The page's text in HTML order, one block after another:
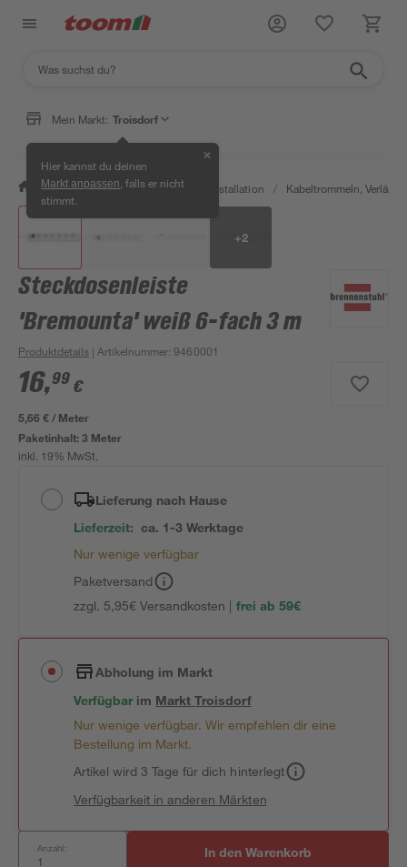
Mein Markt: Troisdorf
Hier kannst du deinen
Markt anpassen , falls er nicht
stimmt.
✕
/ Bauen & Renovieren / Elektroinstallation / Kabeltrommeln,
+2
Steckdosenleiste
'Bremounta' weiß 6-fach 3 m
Produktdetails | Artikelnummer:9460001
16,99 €
5,66 € / Meter
Paketinhalt:3 Meter
inkl. 19% MwSt.
Lieferung nach Hause
Lieferzeit: ca. 1-3 Werktage
Nur wenige verfügbar
Paketversand
zzgl. 5,95€ Versandkosten | frei ab 59€
Abholung im Markt
Verfügbar im MarktTroisdorf
Nur wenige verfügbar. Wir empfehlen dir eine
Bestellung im Markt.
Artikel wird 3 Tage für dich hinterlegt
Verfügbarkeit in anderen Märkten
Anzahl: In den Warenkorb